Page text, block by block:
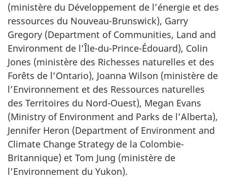
(ministère du Développement de l’énergie et des
ressources du Nouveau-Brunswick), Garry
Gregory (Department of Communities, Land and
Environment de l’Île-du-Prince-Édouard), Colin
Jones (ministère des Richesses naturelles et des
Forêts de l’Ontario), Joanna Wilson (ministère de
l’Environnement et des Ressources naturelles
des Territoires du Nord-Ouest), Megan Evans
(Ministry of Environment and Parks de l’Alberta),
Jennifer Heron (Department of Environment and
Climate Change Strategy de la Colombie-
Britannique) et Tom Jung (ministère de
l’Environnement du Yukon).